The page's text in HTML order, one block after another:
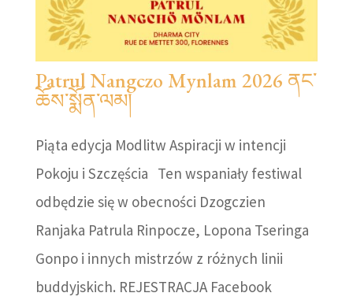
Patrul Nangczo Mynlam 2026 ནང་
ཆོས་སྨོན་ལམ།
Piąta edycja Modlitw Aspiracji w intencji
Pokoju i Szczęścia Ten wspaniały festiwal
odbędzie się w obecności Dzogczien
Ranjaka Patrula Rinpocze, Lopona Tseringa
Gonpo i innych mistrzów z różnych linii
buddyjskich. REJESTRACJA Facebook